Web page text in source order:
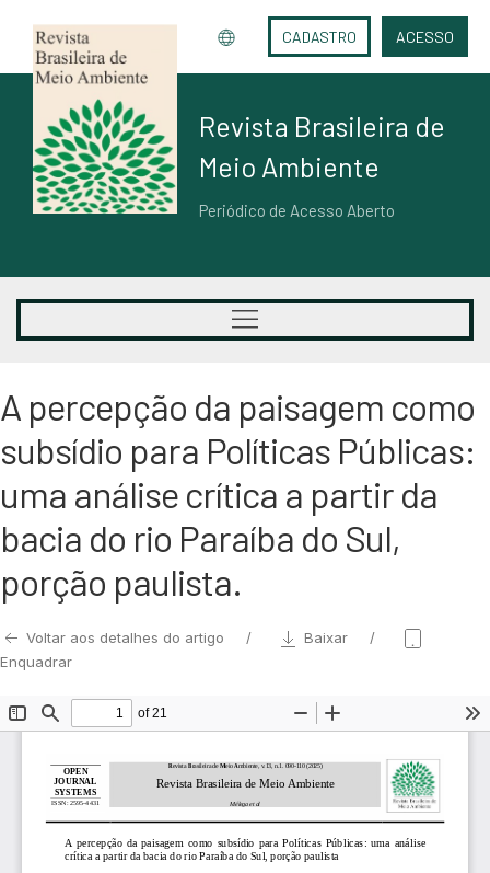
CADASTRO ACESSO
Revista Brasileira de
Meio Ambiente
Periódico de Acesso Aberto
A percepção da paisagem como
subsídio para Políticas Públicas:
uma análise crítica a partir da
bacia do rio Paraíba do Sul,
porção paulista.
Voltar aos detalhes do artigo
Baixar
Enquadrar